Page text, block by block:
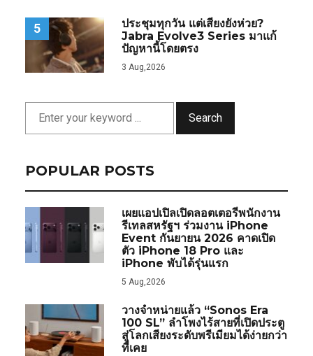
5
ประชุมทุกวัน แต่เสียงยังห่วย?
Jabra Evolve3 Series มาแก้
ปัญหานี้โดยตรง
3 Aug,2026
Search
POPULAR POSTS
เผยแอปเปิลเปิดลอตเตอรีพนักงาน
รีเทลสหรัฐฯ ร่วมงาน iPhone
Event กันยายน 2026 คาดเปิด
ตัว iPhone 18 Pro และ
iPhone พับได้รุ่นแรก
5 Aug,2026
วางจำหน่ายแล้ว “Sonos Era
100 SL” ลำโพงไร้สายที่เปิดประตู
สู่โลกเสียงระดับพรีเมียมได้ง่ายกว่า
ที่เคย